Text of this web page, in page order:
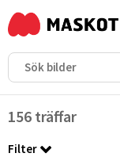
156 träffar
Filter